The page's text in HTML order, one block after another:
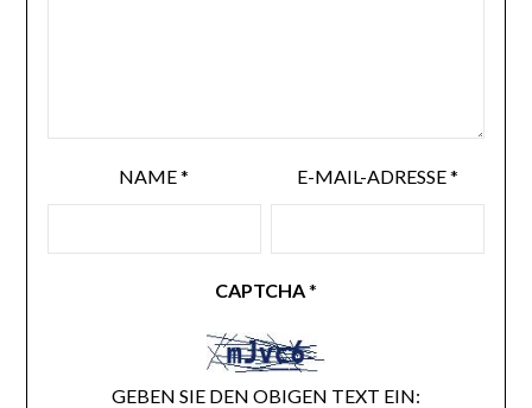
NAME* E-MAIL-ADRESSE*
CAPTCHA*
GEBEN SIE DEN OBIGEN TEXT EIN: